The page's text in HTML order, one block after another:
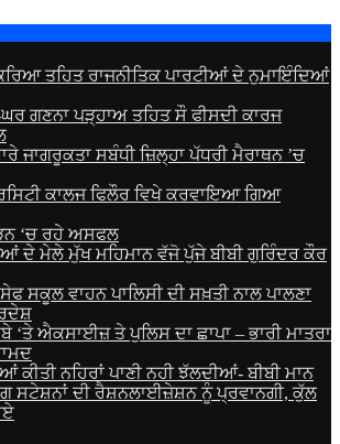
ਤਹਿਤ ਰਾਜਨੀਤਿਕ ਪਾਰਟੀਆਂ ਦੇ ਨੁਮਾਇੰਦਿਆਂ
ਗਣਨਾ ਪੜ੍ਹਾਅ ਤਹਿਤ ਸੌ ਫੀਸਦੀ ਕਾਰਜ
ਜਾਗਰੂਕਤਾ ਸਬੰਧੀ ਜ਼ਿਲ੍ਹਾ ਪੱਧਰੀ ਮੈਰਾਥਨ ’ਚ
ਕਾਲਜ ਫਿਲੌਰ ਵਿਖੇ ਕਰਵਾਇਆ ਗਿਆ
‘ਚ ਰਹੇ ਅਸਫਲ
ਦੇ ਮੇਲੇ ਮੁੱਖ ਮਹਿਮਾਨ ਵੱਜੋ ਪੁੱਜੇ ਬੀਬੀ ਗੁਰਿੰਦਰ ਕੌਰ
ਸਕੂਲ ਵਾਹਨ ਪਾਲਿਸੀ ਦੀ ਸਖ਼ਤੀ ਨਾਲ ਪਾਲਣਾ
‘ਤੇ ਐਕਸਾਈਜ਼ ਤੇ ਪੁਲਿਸ ਦਾ ਛਾਪਾ – ਭਾਰੀ ਮਾਤਰਾ
ਨਹਿਰਾਂ ਪਾਣੀ ਨਹੀ ਝੱਲਦੀਆਂ- ਬੀਬੀ ਮਾਨ
ਸਟੇਸ਼ਨਾਂ ਦੀ ਰੈਸ਼ਨਲਾਈਜ਼ੇਸ਼ਨ ਨੂੰ ਪ੍ਰਵਾਨਗੀ, ਕੁੱਲ